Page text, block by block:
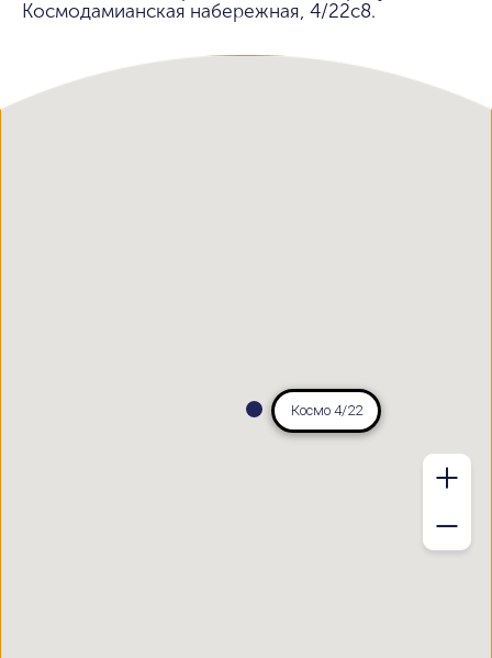
Космодамианская набережная, 4/22с8.
Космо 4/22